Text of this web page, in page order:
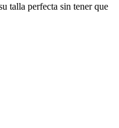
talla perfecta sin tener que